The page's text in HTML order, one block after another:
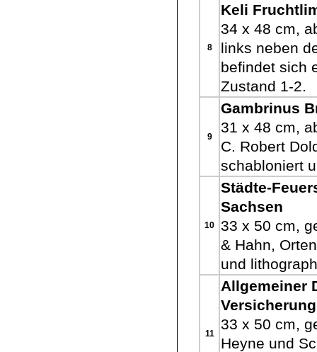
8
Keli
34 x 48 cm,
links neben
befindet sich
Zustand 1-2.
9
Gambrinus
31 x 48 cm,
C. Robert
schabloniert
10
Städte-
Sachsen
33 x 50 cm,
& Hahn,
und
11
Allgemeiner
33 x 50 cm,
Heyne und